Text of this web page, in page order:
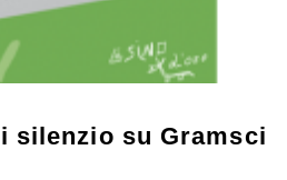
silenzio su Gramsci